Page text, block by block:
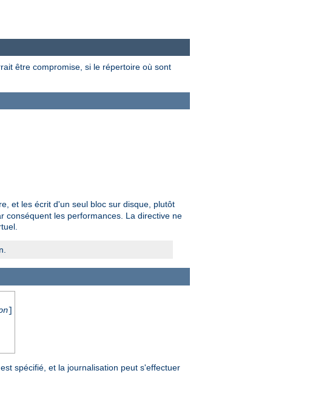
être compromise, si le répertoire où sont
et les écrit d'un seul bloc sur disque, plutôt
conséquent les performances. La directive ne
]
spécifié, et la journalisation peut s'effectuer